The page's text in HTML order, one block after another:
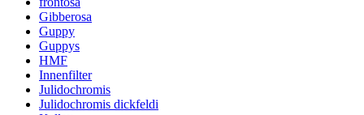
Gibberosa
Guppy
Guppys
HMF
Innenfilter
Julidochromis
Julidochromis dickfeldi